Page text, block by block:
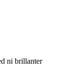
ni brillanter